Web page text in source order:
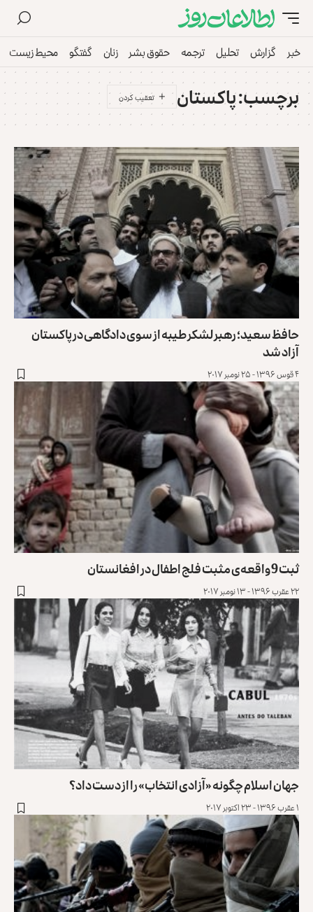
خبر گزارش تحلیل ترجمه حقوق بشر زنان گفتگو محیط زیست
برچسب:پاکستان
حافظ سعید؛ رهبر لشکر طیبه از سوی دادگاهی در پاکستان
آزاد شد
۴ قوس ۱۳۹۶ - ۲۵ نومبر ۲۰۱۷
ثبت 9 واقعه‌ی مثبت فلج اطفال در افغانستان
۲۲ عقرب ۱۳۹۶ - ۱۳ نومبر ۲۰۱۷
جهان اسلام چگونه «آزادی انتخاب» را از دست داد؟
۱ عقرب ۱۳۹۶ - ۲۳ اکتوبر ۲۰۱۷